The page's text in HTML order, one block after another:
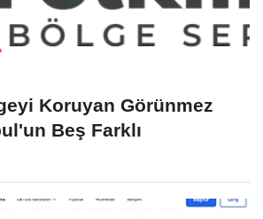
Koruyan Görünmez
Beş Farklı